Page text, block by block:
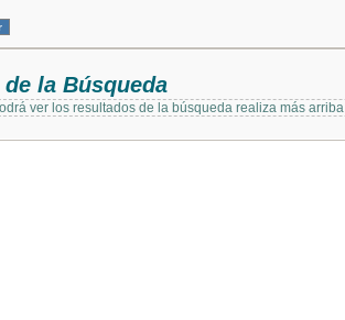
la Búsqueda
ver los resultados de la búsqueda realiza más arriba